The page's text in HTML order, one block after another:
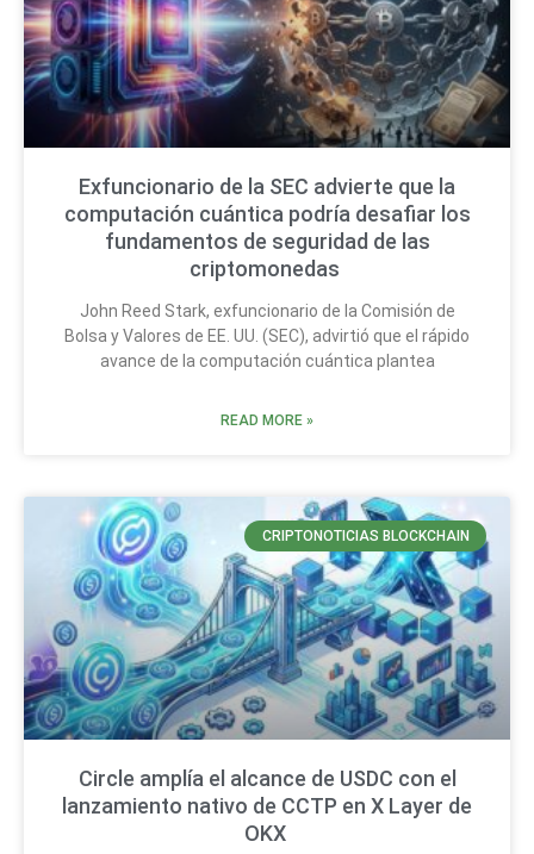
Exfuncionario de la SEC advierte que la
computación cuántica podría desafiar los
fundamentos de seguridad de las
criptomonedas
John Reed Stark, exfuncionario de la Comisión de
Bolsa y Valores de EE. UU. (SEC), advirtió que el rápido
avance de la computación cuántica plantea
READ MORE »
CRIPTONOTICIAS BLOCKCHAIN
Circle amplía el alcance de USDC con el
lanzamiento nativo de CCTP en X Layer de
OKX